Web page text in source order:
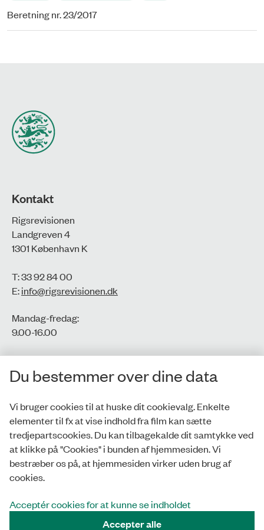
Beretning nr. 23/2017
Kontakt
Rigsrevisionen
Landgreven 4
1301 København K
T: 33 92 84 00
E:info@rigsrevisionen.dk
Mandag-fredag:
9.00-16.00​
CVR-nr.: 77806113
EAN-nr.: 5798000016002
Privatlivspolitik
Whistleblowerordning
Tilgængelighedserklæring
Tilmeld nyhedsbrev
Du bestemmer over dine data
Vi bruger cookies til at huske dit cookievalg. Enkelte
elementer til fx at vise indhold fra film kan sætte
tredjepartscookies. Du kan tilbagekalde dit samtykke ved
at klikke på "Cookies" i bunden af hjemmesiden. Vi
bestræber os på, at hjemmesiden virker uden brug af
cookies.
Acceptér cookies for at kunne se indholdet
Accepter alle